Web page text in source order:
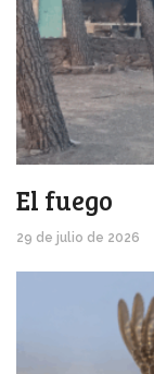
El fuego
29 de julio de 2026